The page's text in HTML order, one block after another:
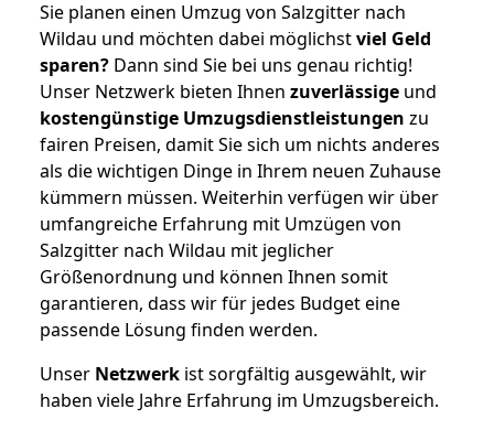
Sie planen einen Umzug von Salzgitter nach
Wildau und möchten dabei möglichstviel Geld
sparen? Dann sind Sie bei uns genau richtig!
Unser Netzwerk bieten Ihnen zuverlässige und
kostengünstige Umzugsdienstleistungen zu
fairen Preisen, damit Sie sich um nichts anderes
als die wichtigen Dinge in Ihrem neuen Zuhause
kümmern müssen. Weiterhin verfügen wir über
umfangreiche Erfahrung mit Umzügen von
Salzgitter nach Wildau mit jeglicher
Größenordnung und können Ihnen somit
garantieren, dass wir für jedes Budget eine
passende Lösung finden werden.
Unser Netzwerk ist sorgfältig ausgewählt, wir
haben viele Jahre Erfahrung im Umzugsbereich.